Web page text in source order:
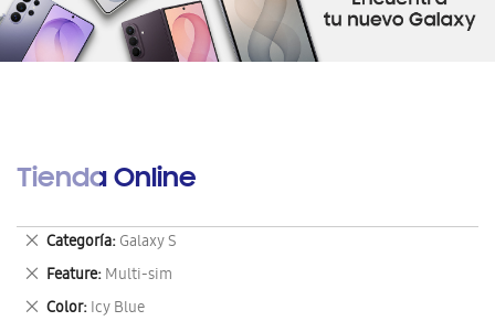
Tienda Online
Categoría Galaxy S
Eliminar
este
artículo
Feature Multi-sim
Eliminar
este
Color Icy Blue
Eliminar